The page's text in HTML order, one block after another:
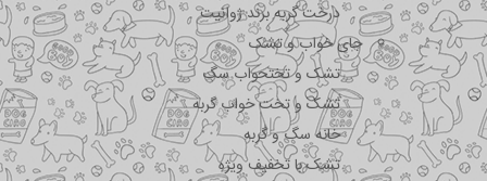
درخت گربه برند ژوانیت
جای خواب و تشک
تشک و تختحواب سگ
تشک و تخت خواب گربه
خانه سگ و گربه
تشک با تخفیف ویژه